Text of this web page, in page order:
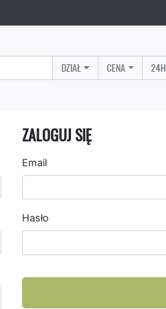
DZIAŁ CENA
ZALOGUJ SIĘ
Email
Hasło